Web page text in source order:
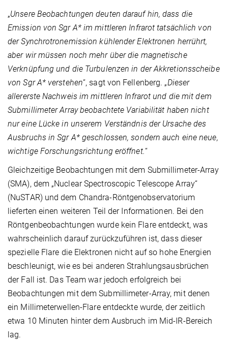
„Unsere Beobachtungen deuten darauf hin, dass die
Emission von Sgr A* im mittleren Infrarot tatsächlich von
der Synchrotronemission kühlender Elektronen herrührt,
aber wir müssen noch mehr über die magnetische
Verknüpfung und die Turbulenzen in der Akkretionsscheibe
von Sgr A* verstehen“, sagt von Fellenberg. „Dieser
allererste Nachweis im mittleren Infrarot und die mit dem
Submillimeter Array beobachtete Variabilität haben nicht
nur eine Lücke in unserem Verständnis der Ursache des
Ausbruchs in Sgr A* geschlossen, sondern auch eine neue,
wichtige Forschungsrichtung eröffnet.“
Gleichzeitige Beobachtungen mit dem Submillimeter-Array
(SMA), dem „Nuclear Spectroscopic Telescope Array“
(NuSTAR) und dem Chandra-Röntgenobservatorium
lieferten einen weiteren Teil der Informationen. Bei den
Röntgenbeobachtungen wurde kein Flare entdeckt, was
wahrscheinlich darauf zurückzuführen ist, dass dieser
spezielle Flare die Elektronen nicht auf so hohe Energien
beschleunigt, wie es bei anderen Strahlungsausbrüchen
der Fall ist. Das Team war jedoch erfolgreich bei
Beobachtungen mit dem Submillimeter-Array, mit denen
ein Millimeterwellen-Flare entdeckte wurde, der zeitlich
etwa 10 Minuten hinter dem Ausbruch im Mid-IR-Bereich
lag.